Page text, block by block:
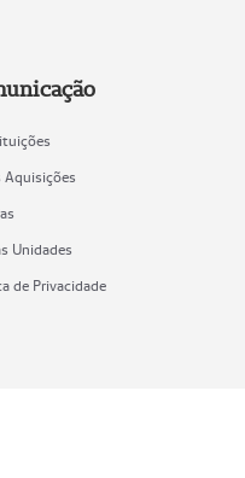
Aquisições
Unidades
de Privacidade